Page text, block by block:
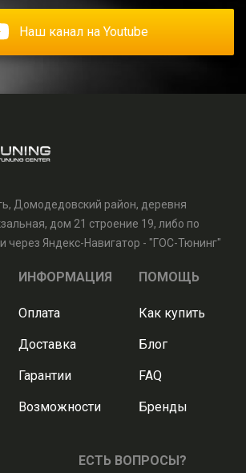
Наш канал на Youtube
Домодедовский район, деревня
дом 21 строение 19, либо по
через Яндекс-Навигатор - "ГОС-Тюнинг"
ИНФОРМАЦИЯ
Оплата
Доставка
Гарантии
Возможности
ПОМОЩЬ
Как купить
Блог
FAQ
Бренды
ЕСТЬ ВОПРОСЫ?